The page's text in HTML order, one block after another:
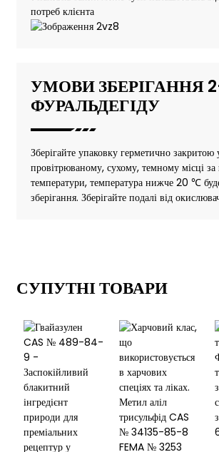
потреб клієнта
УМОВИ ЗБЕРІГАННЯ
ФУРАЛЬДЕГІДУ
Зберігайте упаковку герметично закритою
провітрюваному, сухому, темному місці за
температури, температура нижче 20 ℃
зберігання. Зберігайте подалі від
СУПУТНІ ТОВАРИ